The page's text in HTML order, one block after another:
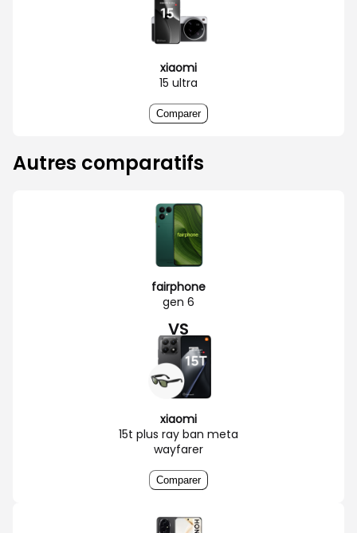
xiaomi
15 ultra
Comparer
Autres comparatifs
fairphone
gen 6
VS
xiaomi
15t plus ray ban meta
wayfarer
Comparer